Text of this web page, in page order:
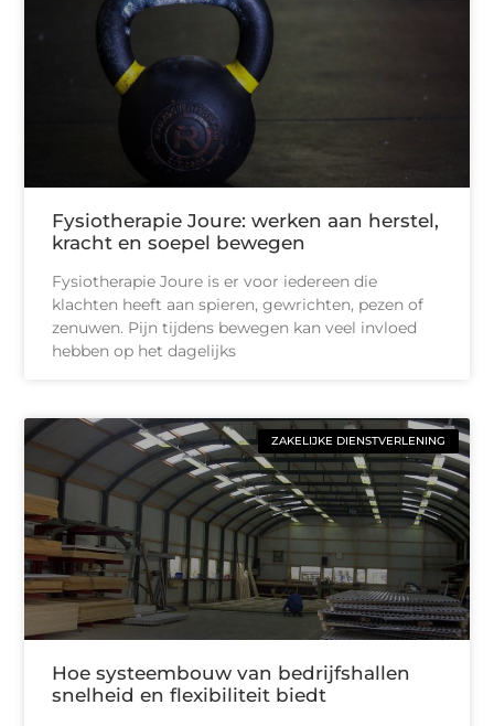
Fysiotherapie Joure: werken aan herstel,
kracht en soepel bewegen
Fysiotherapie Joure is er voor iedereen die
klachten heeft aan spieren, gewrichten, pezen of
zenuwen. Pijn tijdens bewegen kan veel invloed
hebben op het dagelijks
ZAKELIJKE DIENSTVERLENING
Hoe systeembouw van bedrijfshallen
snelheid en flexibiliteit biedt